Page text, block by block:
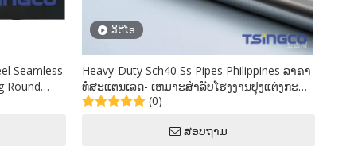
Seamless
Round
ວິດີໂອ
Heavy-Duty Sch40 Ss Pipes Philippines ລາຄາ
ທໍ່ສະແຕນເລດ- ເຫມາະສໍາລັບໂຮງງານປຸງແຕ່ງກະສິ
ກໍາ Davao
(0)
ສອບຖາມ